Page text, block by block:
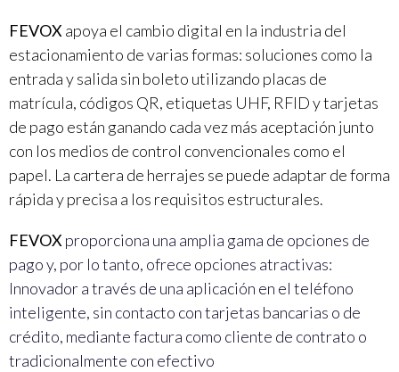
FEVOX apoya el cambio digital en la industria del
estacionamiento de varias formas: soluciones como la
entrada y salida sin boleto utilizando placas de
matrícula, códigos QR, etiquetas UHF, RFID y tarjetas
de pago están ganando cada vez más aceptación junto
con los medios de control convencionales como el
papel. La cartera de herrajes se puede adaptar de forma
rápida y precisa a los requisitos estructurales.
FEVOXproporciona una amplia gama de opciones de
pago y, por lo tanto, ofrece opciones atractivas:
Innovador a través de una aplicación en el teléfono
inteligente, sin contacto con tarjetas bancarias o de
crédito, mediante factura como cliente de contrato o
tradicionalmente con efectivo